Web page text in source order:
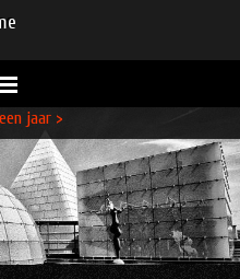
99 00 00 01 02
13 13 14 15 15 16
jaar >